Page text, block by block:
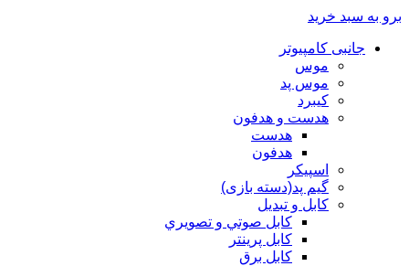
برو به سبد خرید
جانبی کامپیوتر
موس
موس پد
کیبرد
هدست و هدفون
هدست
هدفون
اسپیکر
گیم پد(دسته بازی)
کابل و تبدیل
كابل صوتي و تصويري
کابل پرینتر
کابل برق